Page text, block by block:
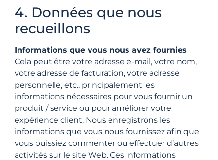
4. Données que nous
recueillons
Informations que vous nous avez fournies
Cela peut être votre adresse e-mail, votre nom,
votre adresse de facturation, votre adresse
personnelle, etc., principalement les
informations nécessaires pour vous fournir un
produit / service ou pour améliorer votre
expérience client. Nous enregistrons les
informations que vous nous fournissez afin que
vous puissiez commenter ou effectuer d’autres
activités sur le site Web. Ces informations